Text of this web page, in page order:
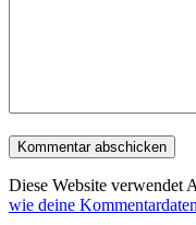
Diese Website verwendet
wie deine